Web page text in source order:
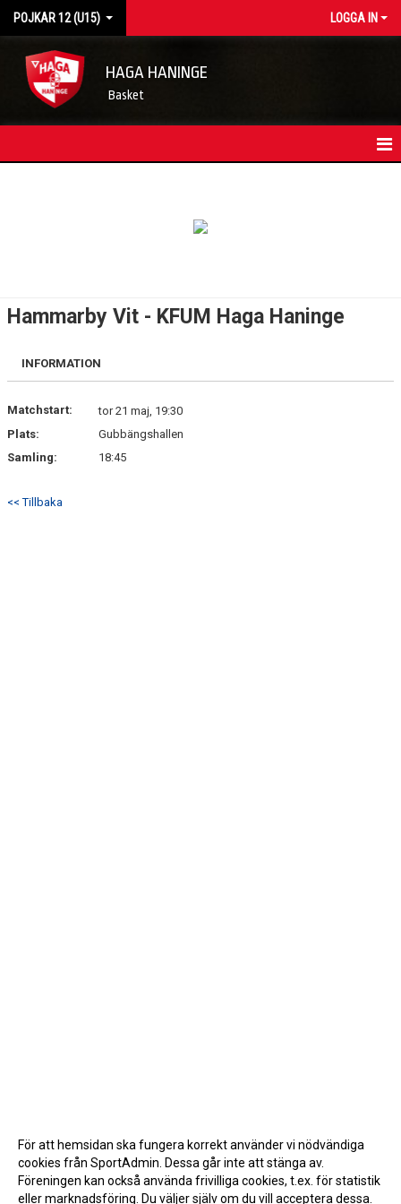
POJKAR 12 (U15) LOGGA IN
HAGA HANINGE
Basket
FÖRÄLDRARINFORMATION
Hammarby Vit - KFUM Haga Haninge
INFORMATION
Matchstart:
tor 21 maj, 19:30
Plats:
Gubbängshallen
Samling:
18:45
<< Tillbaka
För att hemsidan ska fungera korrekt använder vi nödvändiga
cookies från SportAdmin. Dessa går inte att stänga av.
Föreningen kan också använda frivilliga cookies, t.ex. för statistik
eller marknadsföring. Du väljer själv om du vill acceptera dessa.